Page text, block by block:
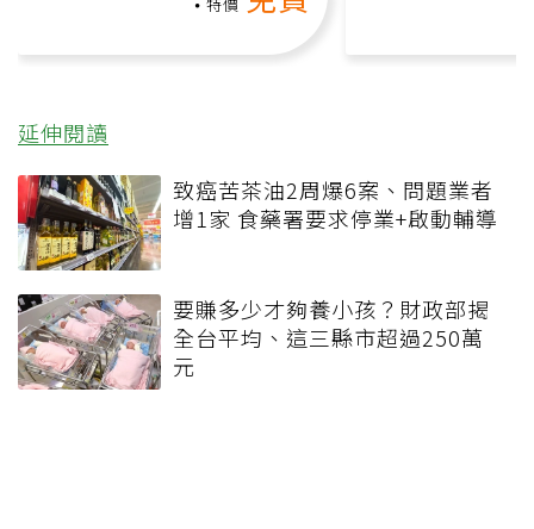
延伸閱讀
致癌苦茶油2周爆6案、問題業者
增1家 食藥署要求停業+啟動輔導
要賺多少才夠養小孩？財政部揭
全台平均、這三縣市超過250萬
元